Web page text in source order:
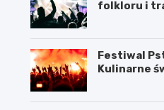
folkloru i
Festiwal
Kulinarne